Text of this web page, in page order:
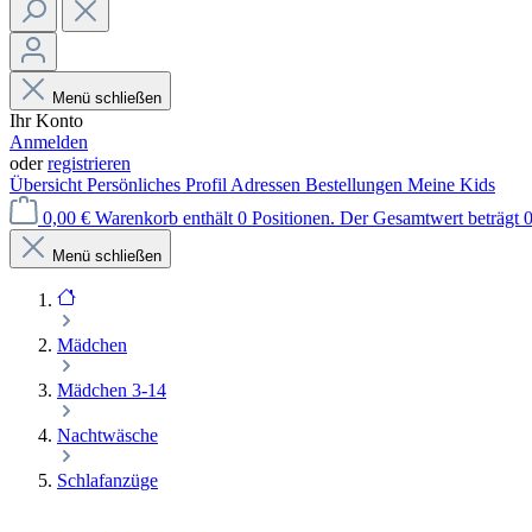
Menü schließen
Ihr Konto
Anmelden
oderregistrieren
Übersicht Persönliches Profil Adressen Bestellungen Meine Kids
0,00 € Warenkorb enthält 0 Positionen. Der Gesamtwert beträgt
Menü schließen
Mädchen
Mädchen 3-14
Nachtwäsche
Schlafanzüge